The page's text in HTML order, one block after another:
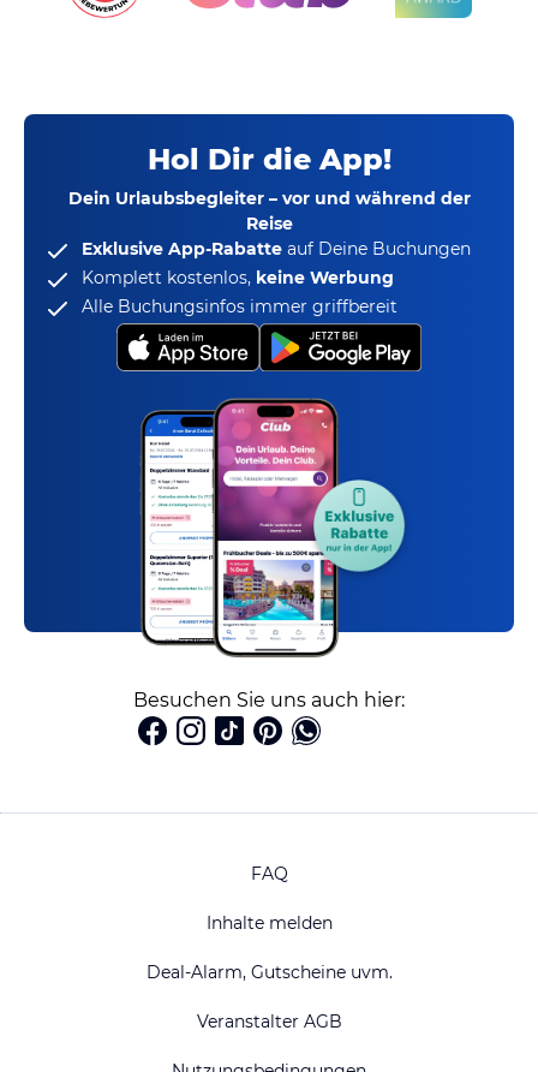
Hol Dir die App!
Dein Urlaubsbegleiter – vor und während der
Reise
Exklusive App-Rabatte auf Deine Buchungen
Komplett kostenlos, keine Werbung
Alle Buchungsinfos immer griffbereit
Besuchen Sie uns auch hier:
FAQ
Inhalte melden
Deal-Alarm, Gutscheine uvm.
Veranstalter AGB